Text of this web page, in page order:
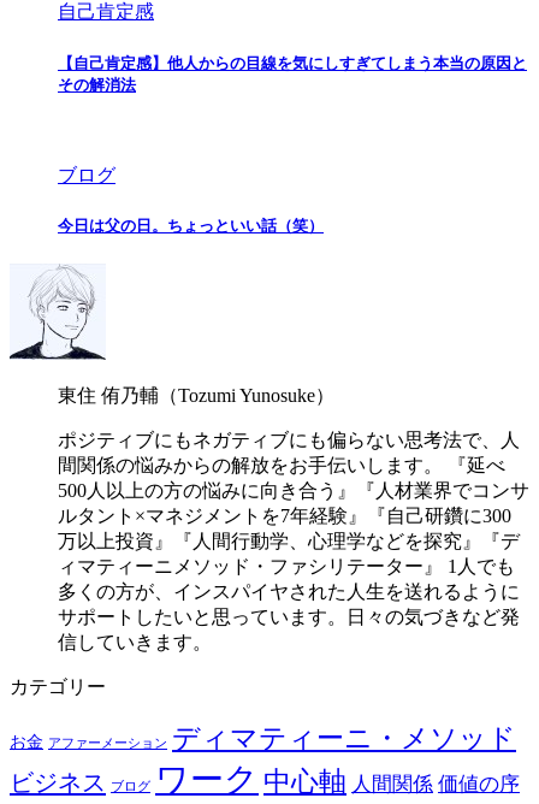
自己肯定感
【自己肯定感】他人からの目線を気にしすぎてしまう本当の原因と
その解消法
ブログ
今日は父の日。ちょっといい話（笑）
東住 侑乃輔（Tozumi Yunosuke）
ポジティブにもネガティブにも偏らない思考法で、人
間関係の悩みからの解放をお手伝いします。 『延べ
500人以上の方の悩みに向き合う』『人材業界でコンサ
ルタント×マネジメントを7年経験』『自己研鑽に300
万以上投資』『人間行動学、心理学などを探究』『デ
ィマティーニメソッド・ファシリテーター』 1人でも
多くの方が、インスパイヤされた人生を送れるように
サポートしたいと思っています。日々の気づきなど発
信していきます。
カテゴリー
お金 アファーメーション ディマティーニ・メソッド
ビジネス ブログ ワーク 中心軸 人間関係 価値の序